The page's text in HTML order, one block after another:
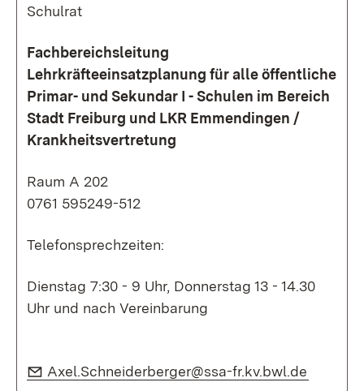
Schulrat
Fachbereichsleitung
Lehrkräfteeinsatzplanung für alle öffentliche
Primar- und Sekundar I - Schulen im Bereich
Stadt Freiburg und LKR Emmendingen /
Krankheitsvertretung
Raum A 202
0761 595249-512
Telefonsprechzeiten:
Dienstag 7:30 - 9 Uhr, Donnerstag 13 - 14.30
Uhr und nach Vereinbarung
E-Mail:
Axel.Schneiderberger@ssa-fr.kv.bwl.de